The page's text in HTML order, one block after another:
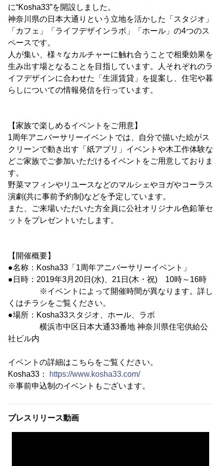
に“Kosha33”を開設しました。
神奈川県の日本大通りという立地を活かした「スタジオ」
「カフェ」「ライフデザインラボ」「ホール」の4つのス
ペースです。
人が集い、様々なカルチャーに触れ合うことで相乗効果を
生み出す場となることを目指しています。人それぞれのラ
イフデザインに合わせた「生涯賃貸」を提案し、住宅や暮
らしについての情報発信を行っています。
【家族で楽しめるイベントをご用意】
1周年アニバーサリーイベントでは、自分で描いた絵がス
クリーンで動き出す「紙アプリ」イベントや木工作体験な
どご家族でご参加いただけるイベントをご用意しておりま
す。
野菜マフィンやリユースなどのマルシェやヨガやコーラス
演劇(共に事前予約制)などを予定しています。
また、ご来場いただいた方全員に公社オリジナル色鉛筆セ
ットをプレゼントいたします。
【開催概要】
●名称：Kosha33「1周年アニバーサリーイベント」
●日時：2019年3月20日(水)、21日(木・祝) 10時～16時
※イベントによって開催時間が異なります。詳し
くはチラシをご覧ください。
●場所：Kosha33スタジオ、ホール、ラボ
横浜市中区日本大通33番地 神奈川県住宅供給公
社ビル内
イベントの詳細はこちらをご覧ください。
Kosha33：
https://www.kosha33.com/
※事前申込制のイベントもございます。
プレスリリース動画